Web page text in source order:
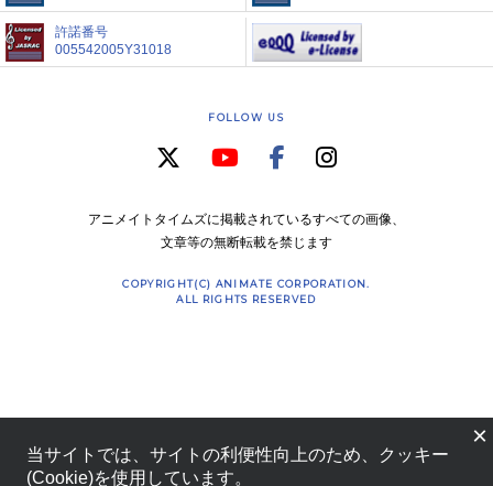
許諾番号
005542005Y31018
FOLLOW US
アニメイトタイムズに掲載されているすべての画像、
文章等の無断転載を禁じます
COPYRIGHT(C) ANIMATE CORPORATION.
ALL RIGHTS RESERVED
×
当サイトでは、サイトの利便性向上のため、クッキー
(Cookie)を使用しています。